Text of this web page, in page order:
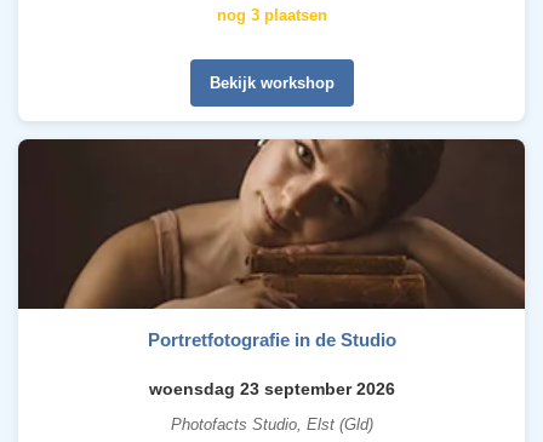
nog 3 plaatsen
Bekijk workshop
Portretfotografie in de Studio
woensdag 23 september 2026
Photofacts Studio, Elst (Gld)